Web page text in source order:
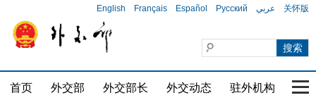
English Français Español Русский عربي 关怀版
首页 外交部 外交部长 外交动态 驻外机构 国